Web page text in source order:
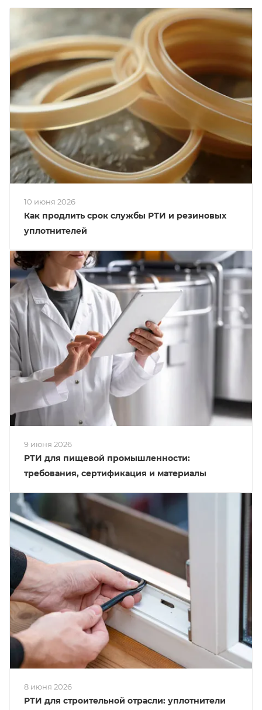
10 июня 2026
Как продлить срок службы РТИ и резиновых
уплотнителей
9 июня 2026
РТИ для пищевой промышленности:
требования, сертификация и материалы
8 июня 2026
РТИ для строительной отрасли: уплотнители